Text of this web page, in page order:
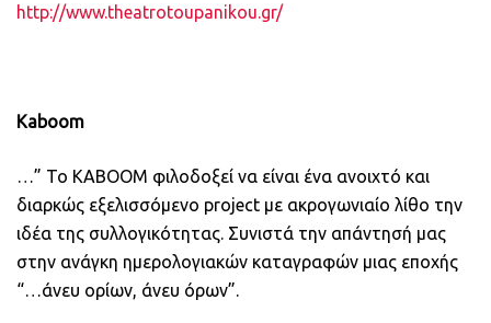
http://www.theatrotoupanikou.gr/
Kaboom
…” Το ΚABOOM φιλοδοξεί να είναι ένα ανοιχτό και
διαρκώς εξελισσόμενο project με ακρογωνιαίο λίθο την
ιδέα της συλλογικότητας. Συνιστά την απάντησή μας
στην ανάγκη ημερολογιακών καταγραφών μιας εποχής
“…άνευ ορίων, άνευ όρων”.